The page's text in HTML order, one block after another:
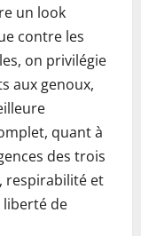
un look
contre les
on privilégie
aux genoux,
quant à
des trois
respirabilité et
liberté de